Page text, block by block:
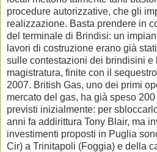
procedure autorizzative, che gli
realizzazione. Basta prendere in
del terminale di Brindisi: un
lavori di costruzione erano già
sulle contestazioni dei brindisini e
magistratura, finite con il
2007. British Gas, uno dei primi
mercato del gas, ha già speso
previsti inizialmente: per
anni fa addirittura Tony Blair, ma
investimenti proposti in Puglia
Cir) a Trinitapoli (Foggia) e della